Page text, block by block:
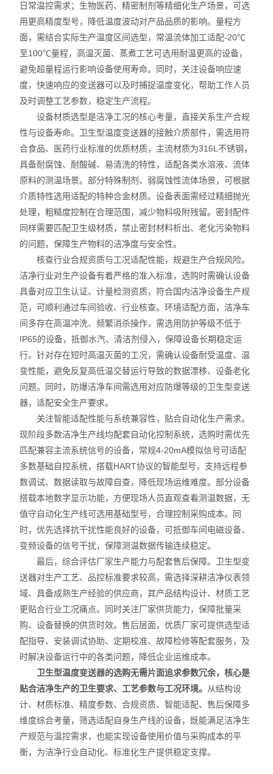
日常温控需求；生物医药、精密制剂等精细化生产场景，可选
用更高精度型号，降低温度波动对产品品质的影响。量程方
面，需结合实际生产温度区间选型，常温流体加工适配-20℃
至100℃量程，高温灭菌、蒸煮工艺可选用耐温更高的设备，
避免超量程运行影响设备使用寿命。同时，关注设备响应速
度，快速响应的变送器可以及时捕捉温度变化，帮助工作人员
及时调整工艺参数，稳定生产流程。
设备材质选型是洁净工况的核心考量，直接关系生产合规
性与设备寿命。卫生型温度变送器的接触介质部件，需选用符
合食品、医药行业标准的优质材质，主流材质为316L不锈钢，
具备耐腐蚀、耐酸碱、易清洗的特性，适配各类水溶液、流体
原料的测温场景。部分特殊制剂、弱腐蚀性流体场景，可根据
介质特性选用适配的特种合金材质。设备表面需经过精细抛光
处理，粗糙度控制在合理范围，减少物料吸附残留。密封配件
同样需要匹配卫生级材质，禁止密封材料析出、老化污染物料
的问题，保障生产物料的洁净度与安全性。
核查行业合规资质与工况适配性能，规避生产合规风险。
洁净行业对生产设备有着严格的准入标准，选购时需确认设备
具备对应卫生认证、计量检测资质，符合国内洁净设备生产规
范，可顺利通过车间验收、行业核查。环境适配方面，洁净车
间多存在高温冲洗、频繁消杀操作，需选用防护等级不低于
IP65的设备，抵御水汽、清洁剂侵入，保障设备长期稳定运
行。针对存在短时高温灭菌的工况，需确认设备耐受温度、温
变性能，避免反复高低温交替运行导致的数据漂移、设备老化
问题。同时，防爆洁净车间需选用对应防爆等级的卫生型变送
器，适配安全生产要求。
关注智能适配性能与系统兼容性，贴合自动化生产需求。
现阶段多数洁净生产线均配套自动化控制系统，选购时需优先
匹配兼容主流系统信号的设备，常规4-20mA模拟信号可适配
多数基础自控系统，搭载HART协议的智能型号，支持远程参
数调试、数据读取与故障自查，降低现场运维难度。部分设备
搭载本地数字显示功能，方便现场人员直观查看测温数据，无
值守自动化生产线可选用基础型号，合理控制采购成本。同
时，优先选择抗干扰性能良好的设备，可抵御车间电磁设备、
变频设备的信号干扰，保障测温数据传输连续稳定。
最后，综合评估厂家生产能力与配套售后保障。卫生型变
送器对生产工艺、品控标准要求较高，需选择深耕洁净仪表领
域、具备成熟生产经验的供应商，其产品结构设计、材质工艺
更贴合行业工况痛点。同时关注厂家供货能力，保障批量采
购、设备替换的供货时效。售后层面，优质厂家可提供选型适
配指导、安装调试协助、定期校准、故障检修等配套服务，及
时解决设备运行中的各类问题，降低企业运维成本。
卫生型温度变送器的选购无需片面追求参数冗余，核心是
贴合洁净生产的卫生要求、工艺参数与工况环境。 从结构设
计、材质标准、精度参数、合规资质、智能适配、售后保障多
维度综合考量，筛选适配自身生产线的设备，既能满足洁净生
产规范与温控需求，也能实现设备使用价值与采购成本的平
衡，为洁净行业自动化、标准化生产提供稳定支撑。